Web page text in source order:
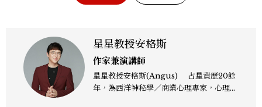
星星教授安格斯
作家兼演講師
星星教授安格斯(Angus) 占星資歷20餘
年，為西洋神秘學／商業心理專家，心理諮